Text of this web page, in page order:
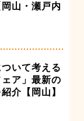
山・瀬戸内
いて考える
ェア」最新の
介【岡山】